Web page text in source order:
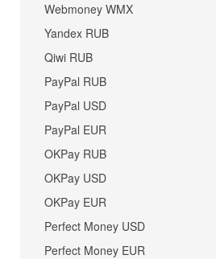
Webmoney WMX
Yandex RUB
Qiwi RUB
PayPal RUB
PayPal USD
PayPal EUR
OKPay RUB
OKPay USD
OKPay EUR
Perfect Money USD
Perfect Money EUR